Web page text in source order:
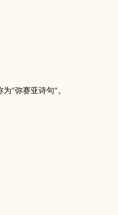
"弥赛亚诗句"。